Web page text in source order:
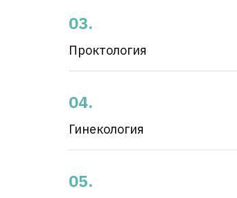
Проктология
Гинекология